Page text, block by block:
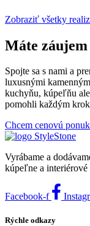
Zobraziť všetky
Máte záujem
Spojte sa s nami a
luxusnými
kuchyňu, kúpeľňu
pomohli každým
Chcem cenovú
Vyrábame a
kúpeľne a interiérové
Facebook-f
Rýchle odkazy